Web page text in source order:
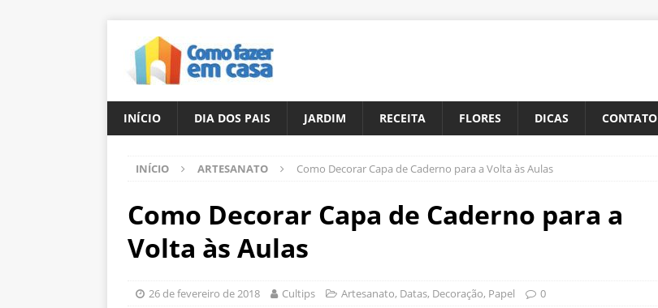
INÍCIO DIA DOS PAIS JARDIM RECEITA FLORES DICAS CONTATO
INÍCIO ARTESANATO Como Decorar Capa de Caderno para a Volta às Aulas
Como Decorar Capa de Caderno para a
Volta às Aulas
26 de fevereiro de 2018 Cultips Artesanato, Datas, Decoração, Papel 0